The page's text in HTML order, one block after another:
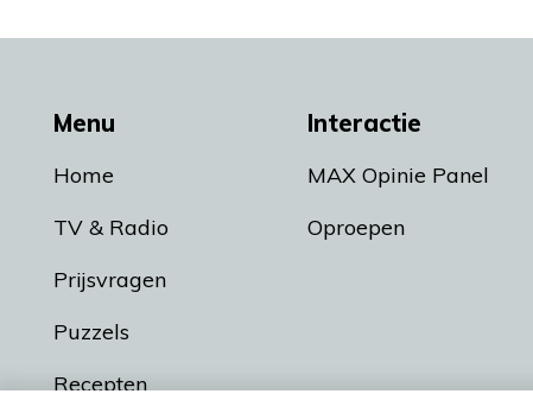
Menu
Home
TV & Radio
Prijsvragen
Puzzels
Recepten
Interactie
MAX Opinie Panel
Oproepen